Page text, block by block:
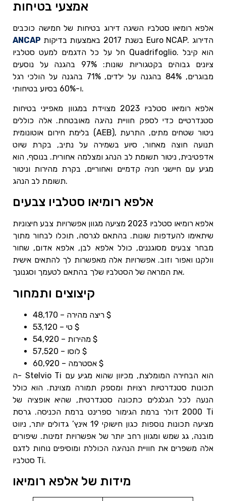
אמצעי בטיחות
אלפא רומיאו סטלביו השיגה דירוג בטיחות של חמישה כוכבים
ANCAP בשנת 2017 באמצעות בדיקות Euro NCAP. הדירוג
חל על כל הדגמים למעט סטלביו Quadrifoglio. הוא קיבל
ציונים גבוהים בקטגוריות שונות: 97% בהגנה על נוסעים
מבוגרים, 84% בהגנה על ילדים, 71% בהגנה על הולכי רגל
ו-60% בסיוע בטיחותי.
אלפא רומיאו סטלביו 2023 מצוידת במגוון מאפייני בטיחות
סטנדרטיים כדי לספק חוויית נהיגה מאובטחת. אלה כוללים
בלימת חירום אוטונומית (AEB), ניטור שטחים מתים, התרעת
תנועה חוצה מאחור, סיוע בשמירה על נתיב, בקרת שיוט
אדפטיבית, ניטור תשומת לב הנהג ומצלמה אחורית. בנוסף, הוא
מגיע עם חיישני חניה קדמיים ואחוריים, בקרת מהירות וניטור
תשומת לב הנהג.
אלפא רומיאו סטלביו צבעים
אלפא רומיאו סטלביו 2023 מציעה מגוון אפשרויות צבע חיצוניות
שיתאימו להעדפות שונות. בהתאם לגרסה, תוכלו לבחור מתוך
מבחר צבעים מסוגננים, כולל אלפא לבן, אלפא אדום, שחור
וולקנו ואפור וזוב. אפשרויות אלה מאפשרות לך להתאים אישית
את המראה של הסטלביו שלך בהתאם לטעמך וסגנונך.
קיצוצים ותמחור
ריצה מהירה – 48,170 $
טי – 53,120 $
מהירות – 54,920 $
לוסו – 57,520 $
אסטרמה – 60,920 $
ה- Stelvio Ti הוא הבחירה המומלצת, מכיוון שהוא מגיע עם
תכונות סטנדרטיות רצויות ומספק תמורה מצוינת. הוא כולל
הנעה לכל הגלגלים כתכונה סטנדרטית, שהיא אופציה של
2000 דולר ברמת הגימור ספרינט ברמת הכניסה. גרסת Ti
מציעה תכונות נוספות כגון חישוקי 19 אינץ’ גדולים יותר, ניווט
מובנה, גג שמש ומגוון רחב יותר של אפשרויות זמינות. שיפורים
אלה משפרים את חוויית הנהיגה הכוללת ומוסיפים נוחות לדגם
סטלביו Ti.
מידות של אלפא רומיאו